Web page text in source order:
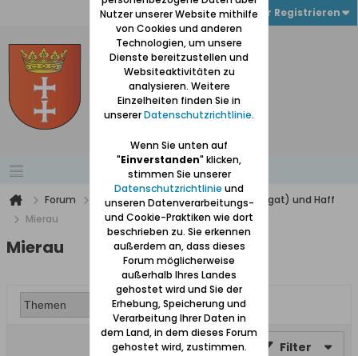
Anmelden oder Registrieren
Forum
Werder (zwischen Weichsel und Nogat) und Haff
Mierau
Mierau
Filter
Nutzer unserer Website mithilfe
von Cookies und anderen
Technologien, um unsere
Dienste bereitzustellen und
Websiteaktivitäten zu
analysieren. Weitere
Einzelheiten finden Sie in
unsererDatenschutzrichtlinie.
Wenn Sie unten auf
"Einverstanden" klicken,
stimmen Sie unserer
Datenschutzrichtlinie und
unseren Datenverarbeitungs-
und Cookie-Praktiken wie dort
beschrieben zu. Sie erkennen
außerdem an, dass dieses
Forum möglicherweise
außerhalb Ihres Landes
gehostet wird und Sie der
Erhebung, Speicherung und
Verarbeitung Ihrer Daten in
dem Land, in dem dieses Forum
gehostet wird, zustimmen.